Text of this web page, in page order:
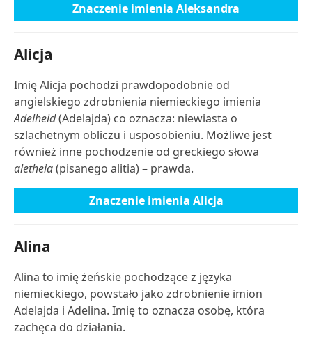
Znaczenie imienia Aleksandra
Alicja
Imię Alicja pochodzi prawdopodobnie od
angielskiego zdrobnienia niemieckiego imienia
Adelheid(Adelajda) co oznacza: niewiasta o
szlachetnym obliczu i usposobieniu. Możliwe jest
również inne pochodzenie od greckiego słowa
aletheia(pisanego alitia) – prawda.
Znaczenie imienia Alicja
Alina
Alina to imię żeńskie pochodzące z języka
niemieckiego, powstało jako zdrobnienie imion
Adelajda i Adelina. Imię to oznacza osobę, która
zachęca do działania.